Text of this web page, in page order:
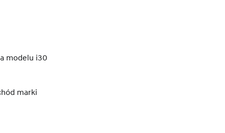
modelu i30
marki